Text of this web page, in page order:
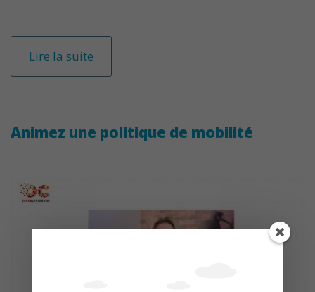
Lire la suite
Animez une politique de mobilité